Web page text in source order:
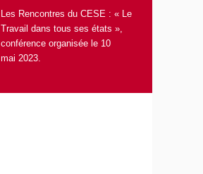
Les Rencontres du CESE : « Le
Travail dans tous ses états »,
conférence organisée le 10
mai 2023.